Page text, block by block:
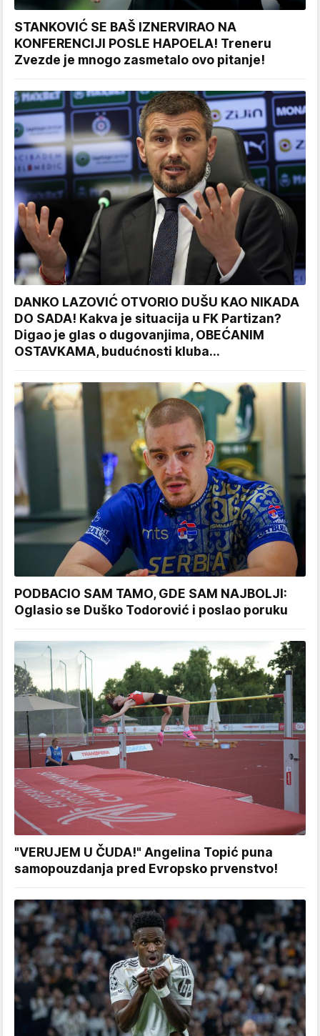
STANKOVIĆ SE BAŠ IZNERVIRAO NA
KONFERENCIJI POSLE HAPOELA! Treneru
Zvezde je mnogo zasmetalo ovo pitanje!
DANKO LAZOVIĆ OTVORIO DUŠU KAO NIKADA
DO SADA! Kakva je situacija u FK Partizan?
Digao je glas o dugovanjima, OBEĆANIM
OSTAVKAMA, budućnosti kluba...
PODBACIO SAM TAMO, GDE SAM NAJBOLJI:
Oglasio se Duško Todorović i poslao poruku
"VERUJEM U ČUDA!" Angelina Topić puna
samopouzdanja pred Evropsko prvenstvo!